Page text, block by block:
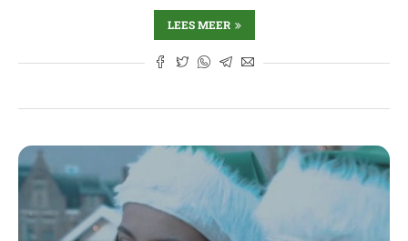
LEES MEER